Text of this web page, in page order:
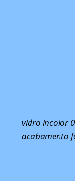
vidro incolor
acabamento